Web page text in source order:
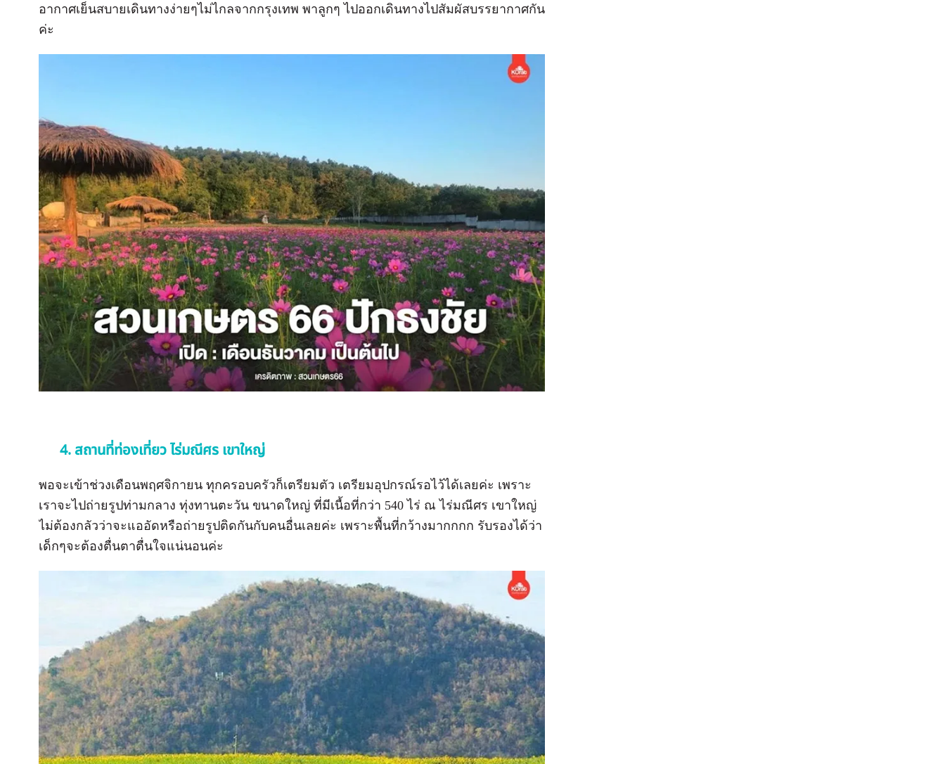
อากาศเย็นสบายเดินทางง่ายๆไม่ไกลจากกรุงเทพ พาลูกๆ ไปออกเดินทางไปสัมผัสบรรยากาศกัน
ค่ะ
4. สถานที่ท่องเที่ยว ไร่มณีศร เขาใหญ่
พอจะเข้าช่วงเดือนพฤศจิกายน ทุกครอบครัวก็เตรียมตัว เตรียมอุปกรณ์รอไว้ได้เลยค่ะ เพราะ
เราจะไปถ่ายรูปท่ามกลาง ทุ่งทานตะวัน ขนาดใหญ่ ที่มีเนื้อที่กว่า 540 ไร่ ณ ไร่มณีศร เขาใหญ่
ไม่ต้องกลัวว่าจะแออัดหรือถ่ายรูปติดกันกับคนอื่นเลยค่ะ เพราะพื้นที่กว้างมากกกก รับรองได้ว่า
เด็กๆจะต้องตื่นตาตื่นใจแน่นอนค่ะ